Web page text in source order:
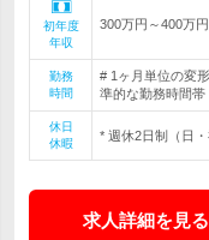
初年度
年収
300万円～400万円
勤務
時間
# 1ヶ月単位の変
準的な勤務時間帯
休日
休暇
* 週休2日制（日
求人詳細を見る